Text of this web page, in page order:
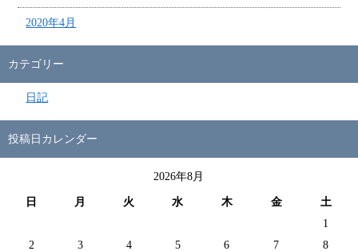
2020年4月
カテゴリー
日記
投稿日カレンダー
2026年8月
日 月 火 水 木 金
土
1
2
3 4 5 6 7 8